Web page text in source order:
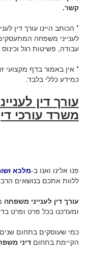
קשר.
* הכותב היינו עורך דין
לענייני משפחה המתעסקים
עבודה, פשיטות רגל וכינוס
* אין באמור בדף מקצועי
כמידע כללי בלבד.
עורך דין
משרד עורכי
פנו אלינו ואנו ב-מלכא
ללוות אתכם בנושאים
עורך דין לענייני משפחה
ומעדכנו בכל פרט ופרט
כמי שעוסקים בתחום
הקיימת בתחוםדיני